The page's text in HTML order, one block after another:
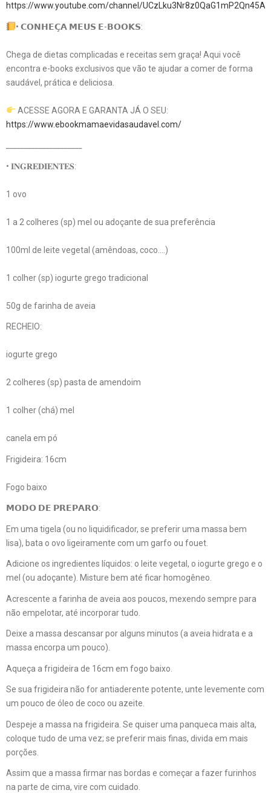
https://www.youtube.com/channel/UCzLku3Nr8z0QaG1mP2Qn45A/
• 𝗖𝗢𝗡𝗛𝗘𝗖̧𝗔 𝗠𝗘𝗨𝗦 𝗘-𝗕𝗢𝗢𝗞𝗦:
Chega de dietas complicadas e receitas sem graça! Aqui você
encontra e-books exclusivos que vão te ajudar a comer de forma
saudável, prática e deliciosa.
ACESSE AGORA E GARANTA JÁ O SEU:
https://www.ebookmamaevidasaudavel.com/
• 𝐈𝐍𝐆𝐑𝐄𝐃𝐈𝐄𝐍𝐓𝐄𝐒:
1 ovo
1 a 2 colheres (sp) mel ou adoçante de sua preferência
100ml de leite vegetal (amêndoas, coco….)
1 colher (sp) iogurte grego tradicional
50g de farinha de aveia
RECHEIO:
iogurte grego
2 colheres (sp) pasta de amendoim
1 colher (chá) mel
canela em pó
Frigideira: 16cm
Fogo baixo
𝗠𝗢𝗗𝗢 𝗗𝗘 𝗣𝗥𝗘𝗣𝗔𝗥𝗢:
Em uma tigela (ou no liquidificador, se preferir uma massa bem
lisa), bata o ovo ligeiramente com um garfo ou fouet.
Adicione os ingredientes líquidos: o leite vegetal, o iogurte grego e o
mel (ou adoçante). Misture bem até ficar homogêneo.
Acrescente a farinha de aveia aos poucos, mexendo sempre para
não empelotar, até incorporar tudo.
Deixe a massa descansar por alguns minutos (a aveia hidrata e a
massa encorpa um pouco).
Aqueça a frigideira de 16cm em fogo baixo.
Se sua frigideira não for antiaderente potente, unte levemente com
um pouco de óleo de coco ou azeite.
Despeje a massa na frigideira. Se quiser uma panqueca mais alta,
coloque tudo de uma vez; se preferir mais finas, divida em mais
porções.
Assim que a massa firmar nas bordas e começar a fazer furinhos
na parte de cima, vire com cuidado.